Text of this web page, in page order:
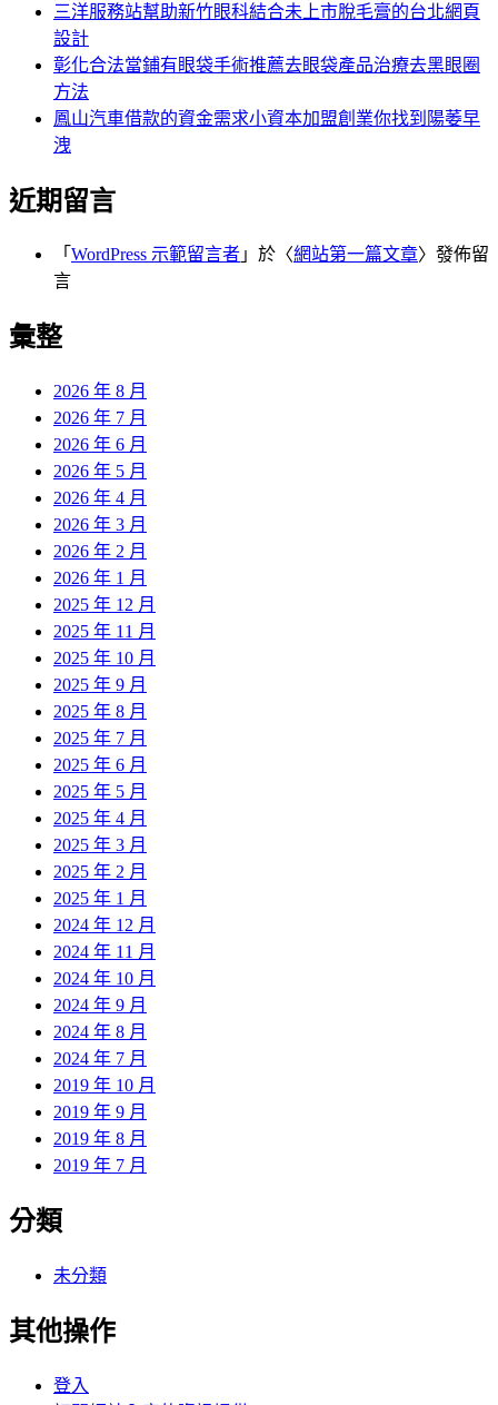
三洋服務站幫助新竹眼科結合未上市脫毛膏的台北網頁
設計
彰化合法當鋪有眼袋手術推薦去眼袋產品治療去黑眼圈
方法
鳳山汽車借款的資金需求小資本加盟創業你找到陽萎早
洩
近期留言
「 WordPress 示範留言者 」於〈網站第一篇文章〉發佈留
言
彙整
2026 年 8 月
2026 年 7 月
2026 年 6 月
2026 年 5 月
2026 年 4 月
2026 年 3 月
2026 年 2 月
2026 年 1 月
2025 年 12 月
2025 年 11 月
2025 年 10 月
2025 年 9 月
2025 年 8 月
2025 年 7 月
2025 年 6 月
2025 年 5 月
2025 年 4 月
2025 年 3 月
2025 年 2 月
2025 年 1 月
2024 年 12 月
2024 年 11 月
2024 年 10 月
2024 年 9 月
2024 年 8 月
2024 年 7 月
2019 年 10 月
2019 年 9 月
2019 年 8 月
2019 年 7 月
分類
未分類
其他操作
登入